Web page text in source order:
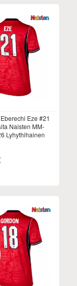
Eze #21
Naisten MM-
Lyhythihainen